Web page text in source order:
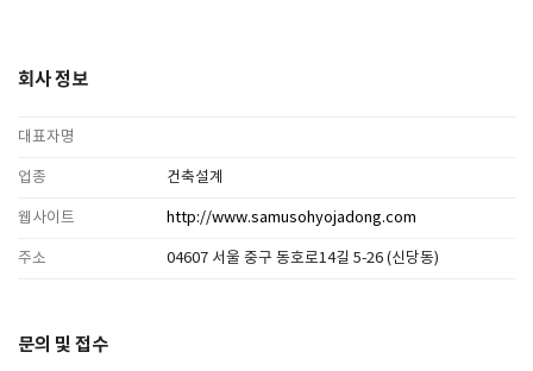
회사 정보
대표자명
업종 건축설계
웹사이트 http://www.samusohyojadong.com
주소 04607 서울 중구 동호로14길 5-26 (신당동)
문의 및 접수